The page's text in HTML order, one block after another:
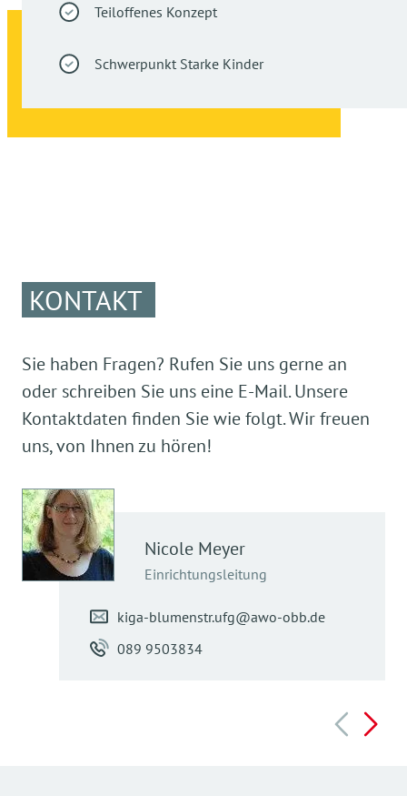
Teiloffenes Konzept
Schwerpunkt Starke Kinder
KONTAKT
Sie haben Fragen? Rufen Sie uns gerne an
oder schreiben Sie uns eine E-Mail. Unsere
Kontaktdaten finden Sie wie folgt. Wir freuen
uns, von Ihnen zu hören!
Nicole Meyer
Einrichtungsleitung
kiga-blumenstr.ufg@awo-obb.de
089 9503834